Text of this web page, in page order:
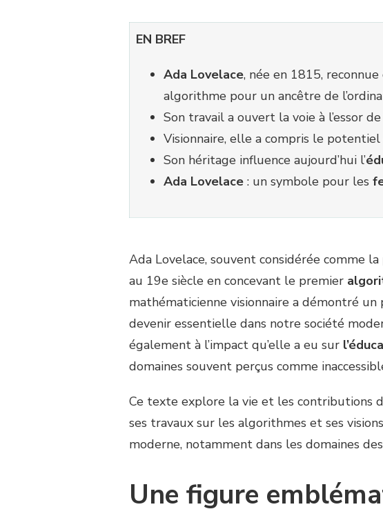
EN BREF
Ada Lovelace, née en 1815,
algorithme pour un ancêtre de
Son travail a ouvert la voie à l’essor de
Visionnaire, elle a compris le potentiel
Son héritage influence aujourd’hui l’
Ada Lovelace : un symbole pour les
Ada Lovelace, souvent considérée comme la
au 19e siècle en concevant le premier
mathématicienne visionnaire a démontré
devenir essentielle dans notre société
également à l’impact qu’elle a eu sur
domaines souvent perçus comme
Ce texte explore la vie et les contributions
ses travaux sur les algorithmes et ses
moderne, notamment dans les domaines
Une figure